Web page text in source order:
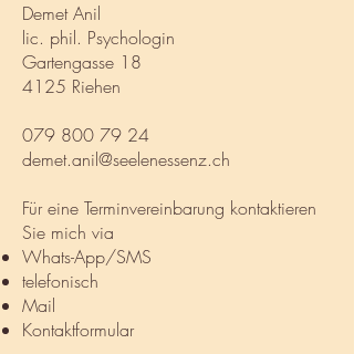
Demet Anil
lic. phil. Psychologin
Gartengasse 18
4125 Riehen
079 800 79 24
demet.anil@seelenessenz.ch
Für eine Terminvereinbarung kontaktieren
Sie mich via
Whats-App/SMS
telefonisch
Mail
Kontaktformular